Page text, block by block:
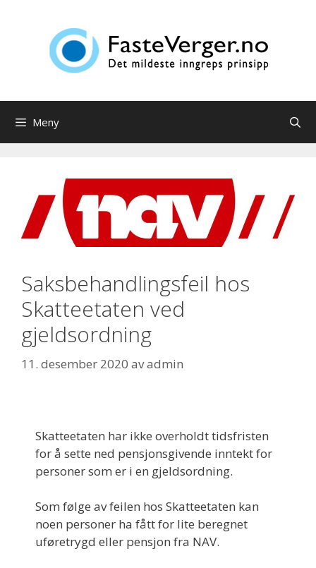
Meny
Saksbehandlingsfeil hos
Skatteetaten ved
gjeldsordning
11. desember 2020 avadmin
Skatteetaten har ikke overholdt tidsfristen
for å sette ned pensjonsgivende inntekt for
personer som er i en gjeldsordning.
Som følge av feilen hos Skatteetaten kan
noen personer ha fått for lite beregnet
uføretrygd eller pensjon fra NAV.